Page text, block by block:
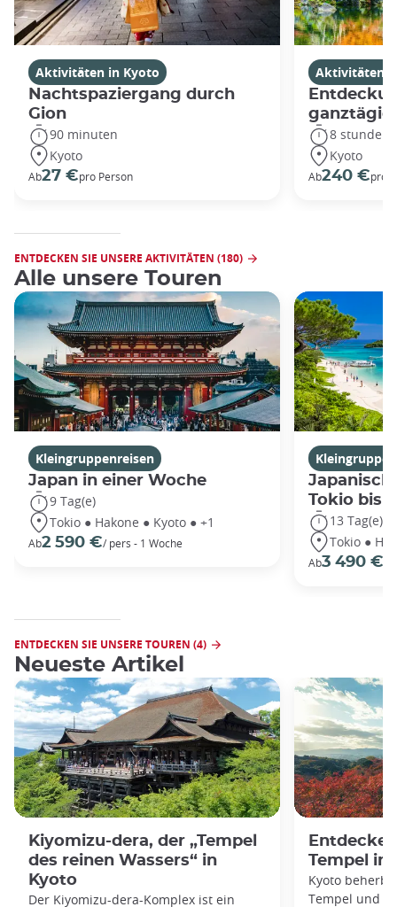
Aktivitäten in Kyoto
Nachtspaziergang durch
Gion
90 minuten
Kyoto
Ab27 €pro Person
Aktivitäten
ganztägig
8 stunden
Kyoto
Ab240 €pro
ENTDECKEN SIE UNSERE AKTIVITÄTEN (180)
Alle unsere Touren
Kleingruppenreisen
Japan in einer Woche
9 Tag(e)
Tokio ● Hakone ● Kyoto ● +1
Ab2 590 €/ pers - 1 Woche
Tokio bis
13 Tag(e)
Tokio ●
Ab3 490 €
ENTDECKEN SIE UNSERE TOUREN (4)
Neueste Artikel
Kiyomizu-dera, der „Tempel
des reinen Wassers“ in
Kyoto
Der Kiyomizu-dera-Komplex ist ein
Tempel in
Kyoto
Tempel und